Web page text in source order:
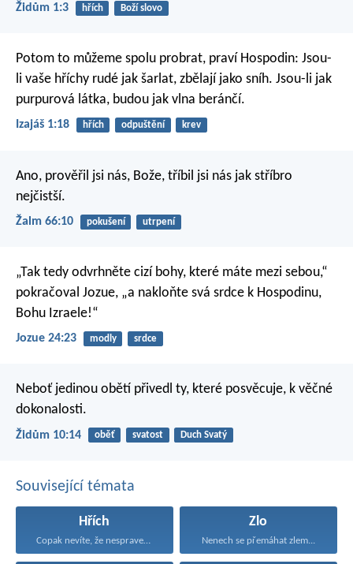
Židům 1:3 hřích Boží slovo
Potom to můžeme spolu probrat, praví Hospodin: Jsou-
li vaše hříchy rudé jak šarlat, zbělají jako sníh. Jsou-li jak
purpurová látka, budou jak vlna beránčí.
Izajáš 1:18 hřích odpuštění krev
Ano, prověřil jsi nás, Bože, tříbil jsi nás jak stříbro
nejčistší.
Žalm 66:10 pokušení utrpení
„Tak tedy odvrhněte cizí bohy, které máte mezi sebou,“
pokračoval Jozue, „a nakloňte svá srdce k Hospodinu,
Bohu Izraele!“
Jozue 24:23 modly srdce
Neboť jedinou obětí přivedl ty, které posvěcuje, k věčné
dokonalosti.
Židům 10:14 oběť svatost Duch Svatý
Související témata
Hřích
Copak nevíte, že nespravedliví...
Zlo
Nenech se přemáhat zlem...